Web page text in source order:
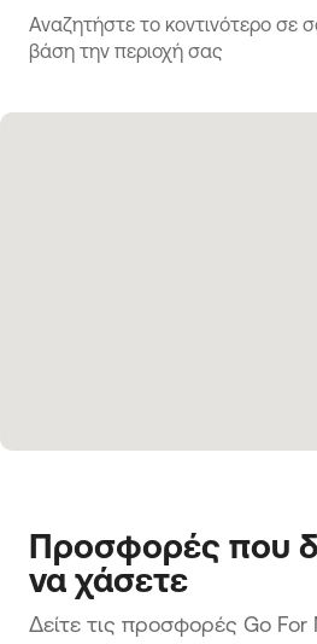
Αναζητήστε το κοντινότερο σε
βάση την περιοχή σας
Προσφορές που
να χάσετε
Δείτε τις προσφορές Go For